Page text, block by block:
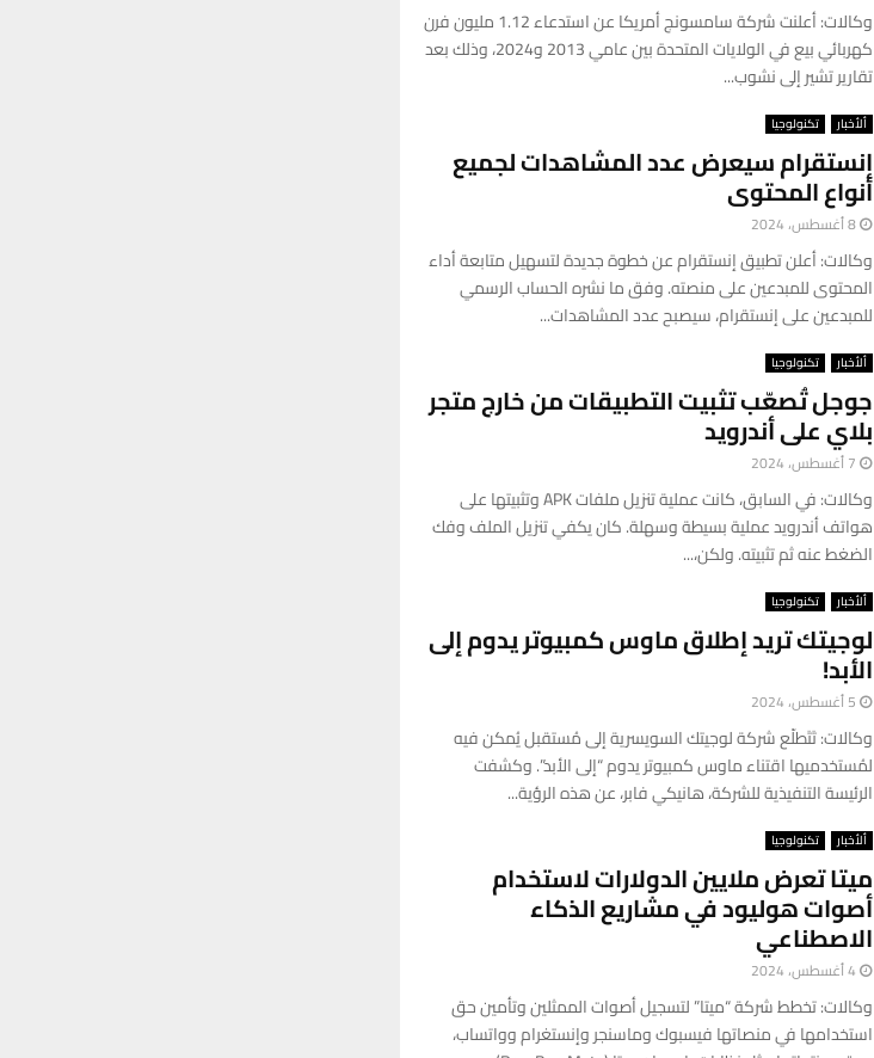
وكالات: أعلنت شركة سامسونج أمريكا عن استدعاء 1.12 مليون فرن
كهربائي بيع في الولايات المتحدة بين عامي 2013 و2024، وذلك بعد
تقارير تشير إلى نشوب...
ألأخبار تكنولوجيا
إنستقرام سيعرض عدد المشاهدات لجميع
أنواع المحتوى
8 أغسطس، 2024
وكالات: أعلن تطبيق إنستقرام عن خطوة جديدة لتسهيل متابعة أداء
المحتوى للمبدعين على منصته. وفق ما نشره الحساب الرسمي
للمبدعين على إنستقرام، سيصبح عدد المشاهدات...
ألأخبار تكنولوجيا
جوجل تُصعّب تثبيت التطبيقات من خارج متجر
بلاي على أندرويد
7 أغسطس، 2024
وكالات: في السابق، كانت عملية تنزيل ملفات APK وتثبيتها على
هواتف أندرويد عملية بسيطة وسهلة. كان يكفي تنزيل الملف وفك
الضغط عنه ثم تثبيته. ولكن،...
ألأخبار تكنولوجيا
لوجيتك تريد إطلاق ماوس كمبيوتر يدوم إلى
الأبد!
5 أغسطس، 2024
وكالات: تَتَطلّع شركة لوجيتك السويسرية إلى مُستقبل يُمكن فيه
لمُستخدميها اقتناء ماوس كمبيوتر يدوم “إلى الأبد”. وكشفت
الرئيسة التنفيذية للشركة، هانيكي فابر، عن هذه الرؤية...
ألأخبار تكنولوجيا
ميتا تعرض ملايين الدولارات لاستخدام
أصوات هوليود في مشاريع الذكاء
الاصطناعي
4 أغسطس، 2024
وكالات: تخطط شركة “ميتا” لتسجيل أصوات الممثلين وتأمين حق
استخدامها في منصاتها فيسبوك وماسنجر وإنستغرام وواتساب،